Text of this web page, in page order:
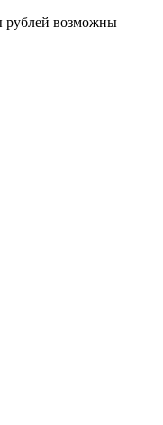
возможны